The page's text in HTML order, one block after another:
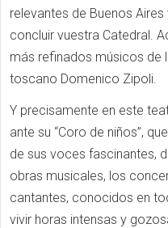
relevantes de Buenos
concluir vuestra Catedral.
más refinados músicos de
toscano Domenico Zipoli.
Y precisamente en este
ante su “Coro de niños”,
de sus voces fascinantes,
obras musicales, los
cantantes, conocidos en
vivir horas intensas y